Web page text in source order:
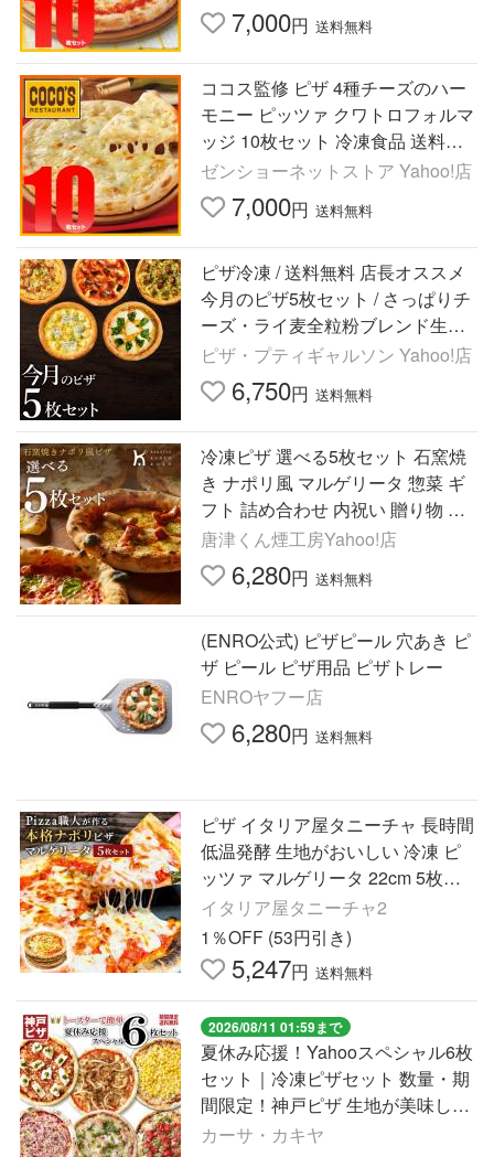
7,000円 送料無料
ココス監修 ピザ 4種チーズのハー
モニー ピッツァ クワトロフォルマ
ッジ 10枚セット 冷凍食品 送料無
料
ゼンショーネットストア Yahoo!店
7,000円 送料無料
ピザ冷凍 / 送料無料 店長オススメ
今月のピザ5枚セット / さっぱりチ
ーズ・ライ麦全粒粉ブレンド生
地・直径約20cm
ピザ・プティギャルソン Yahoo!店
6,750円 送料無料
冷凍ピザ 選べる5枚セット 石窯焼
き ナポリ風 マルゲリータ 惣菜 ギ
フト 詰め合わせ 内祝い 贈り物 お
取り寄せグルメ 唐津くん煙工房
唐津くん煙工房Yahoo!店
6,280円 送料無料
(ENRO公式) ピザピール 穴あき ピ
ザ ピール ピザ用品 ピザトレー
ENROヤフー店
6,280円 送料無料
ピザ イタリア屋タニーチャ 長時間
低温発酵 生地がおいしい 冷凍 ピ
ッツァ マルゲリータ 22cm 5枚セ
ット 冷凍物以外同梱不可 本格 ナ
ポリ ピザ
イタリア屋タニーチャ2
1％OFF (53円引き)
5,247円 送料無料
2026/08/11 01:59まで
夏休み応援！Yahooスペシャル6枚
セット｜冷凍ピザセット 数量・期
間限定！神戸ピザ 生地が美味しい
と人気 トースターで簡単 PIZZA
カーサ・カキヤ